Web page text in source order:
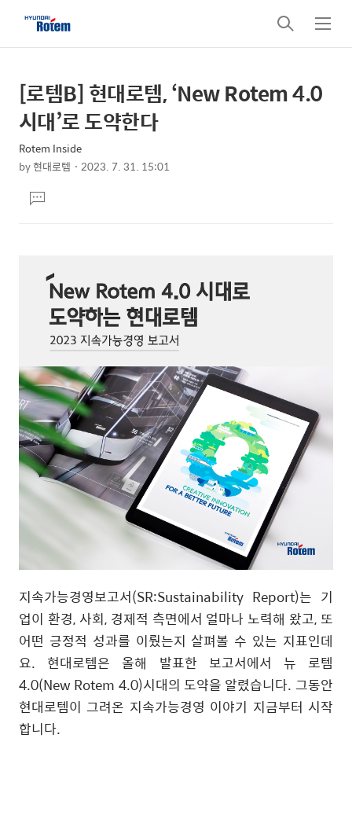
검
색
메
뉴
상
세
텐
본
문
제
목
[로템B] 현대로템, ‘New Rotem 4.0
시대’로 도약한다
Rotem Inside
by현대로템 2023. 7. 31. 15:01
문댓
글
지속가능경영보고서(SR:Sustainability Report)는 기
업이 환경, 사회, 경제적 측면에서 얼마나 노력해 왔고, 또
어떤 긍정적 성과를 이뤘는지 살펴볼 수 있는 지표인데
요. 현대로템은 올해 발표한 보고서에서 뉴 로템
4.0(New Rotem 4.0)시대의 도약을 알렸습니다. 그동안
현대로템이 그려온 지속가능경영 이야기 지금부터 시작
합니다.